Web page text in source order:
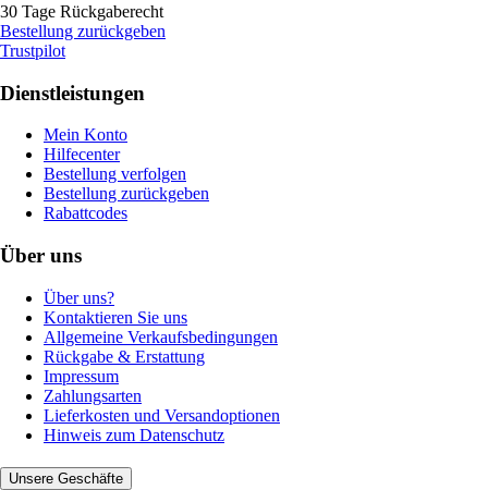
30 Tage Rückgaberecht
Bestellung zurückgeben
Trustpilot
Dienstleistungen
Mein Konto
Hilfecenter
Bestellung verfolgen
Bestellung zurückgeben
Rabattcodes
Über uns
Über uns?
Kontaktieren Sie uns
Allgemeine Verkaufsbedingungen
Rückgabe & Erstattung
Impressum
Zahlungsarten
Lieferkosten und Versandoptionen
Hinweis zum Datenschutz
Unsere Geschäfte